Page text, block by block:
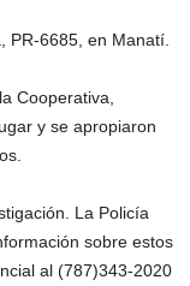
PR-6685, en Manatí.
Cooperativa,
y se apropiaron
La Policía
sobre estos
al (787)343-2020